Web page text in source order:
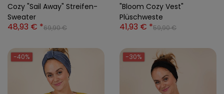
Cozy "Sail Away" Streifen-
Sweater
48,93 € *69,90 €
"Bloom Cozy Vest"
Plüschweste
41,93 € *59,90 €
-40% -30%